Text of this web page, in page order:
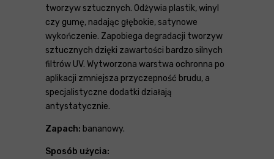
tworzyw sztucznych. Odżywia plastik, winyl
czy gumę, nadając głębokie, satynowe
wykończenie. Zapobiega degradacji tworzyw
sztucznych dzięki zawartości bardzo silnych
filtrów UV. Wytworzona warstwa ochronna po
aplikacji zmniejsza przyczepność brudu, a
specjalistyczne dodatki działają
antystatycznie.
Zapach: bananowy.
Sposób użycia: